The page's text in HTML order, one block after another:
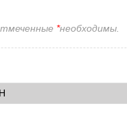
*необходимы.